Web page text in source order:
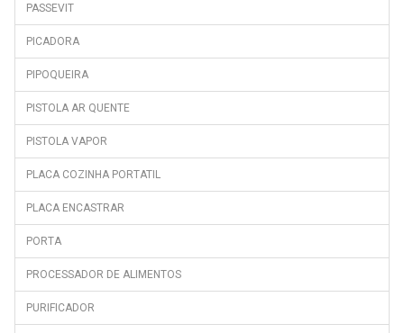
GN162341XBN
GN162420X
GN162530X
GN163120X
GN163121X
GN163220S
GN163240ZXBRN
GN163242XBN
GNE114612X
GNE114622X
PASSEVIT
PICADORA
PIPOQUEIRA
PISTOLA AR QUENTE
PISTOLA VAPOR
PLACA COZINHA PORTATIL
PLACA ENCASTRAR
PORTA
PROCESSADOR DE ALIMENTOS
PURIFICADOR